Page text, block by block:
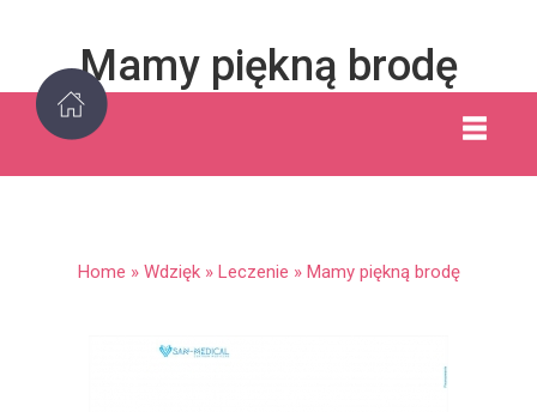
Mamy piękną brodę
Home » Wdzięk» Leczenie » Mamy piękną brodę